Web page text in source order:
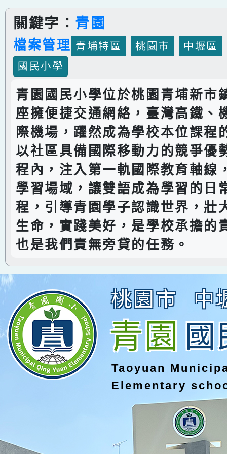
關鍵字： 青園
檔案管理 青埔特區 桃園市
中壢區
國民小學
青園國民小學位於桃園青埔新市
座擁便捷交通網絡，臺灣高鐵、
際機場，躍然成為學校本位課程
以社區具備國際移動力的競爭優
程內，注入第一軌國際教育軸線
學習場域，讓雙語成為學習的日
程，引導青園學子認識世界，壯
生命，實踐美好，是學校承擔的
也是我們責無旁貸的任務。
桃園市 中
青園國
Taoyuan
Elementary